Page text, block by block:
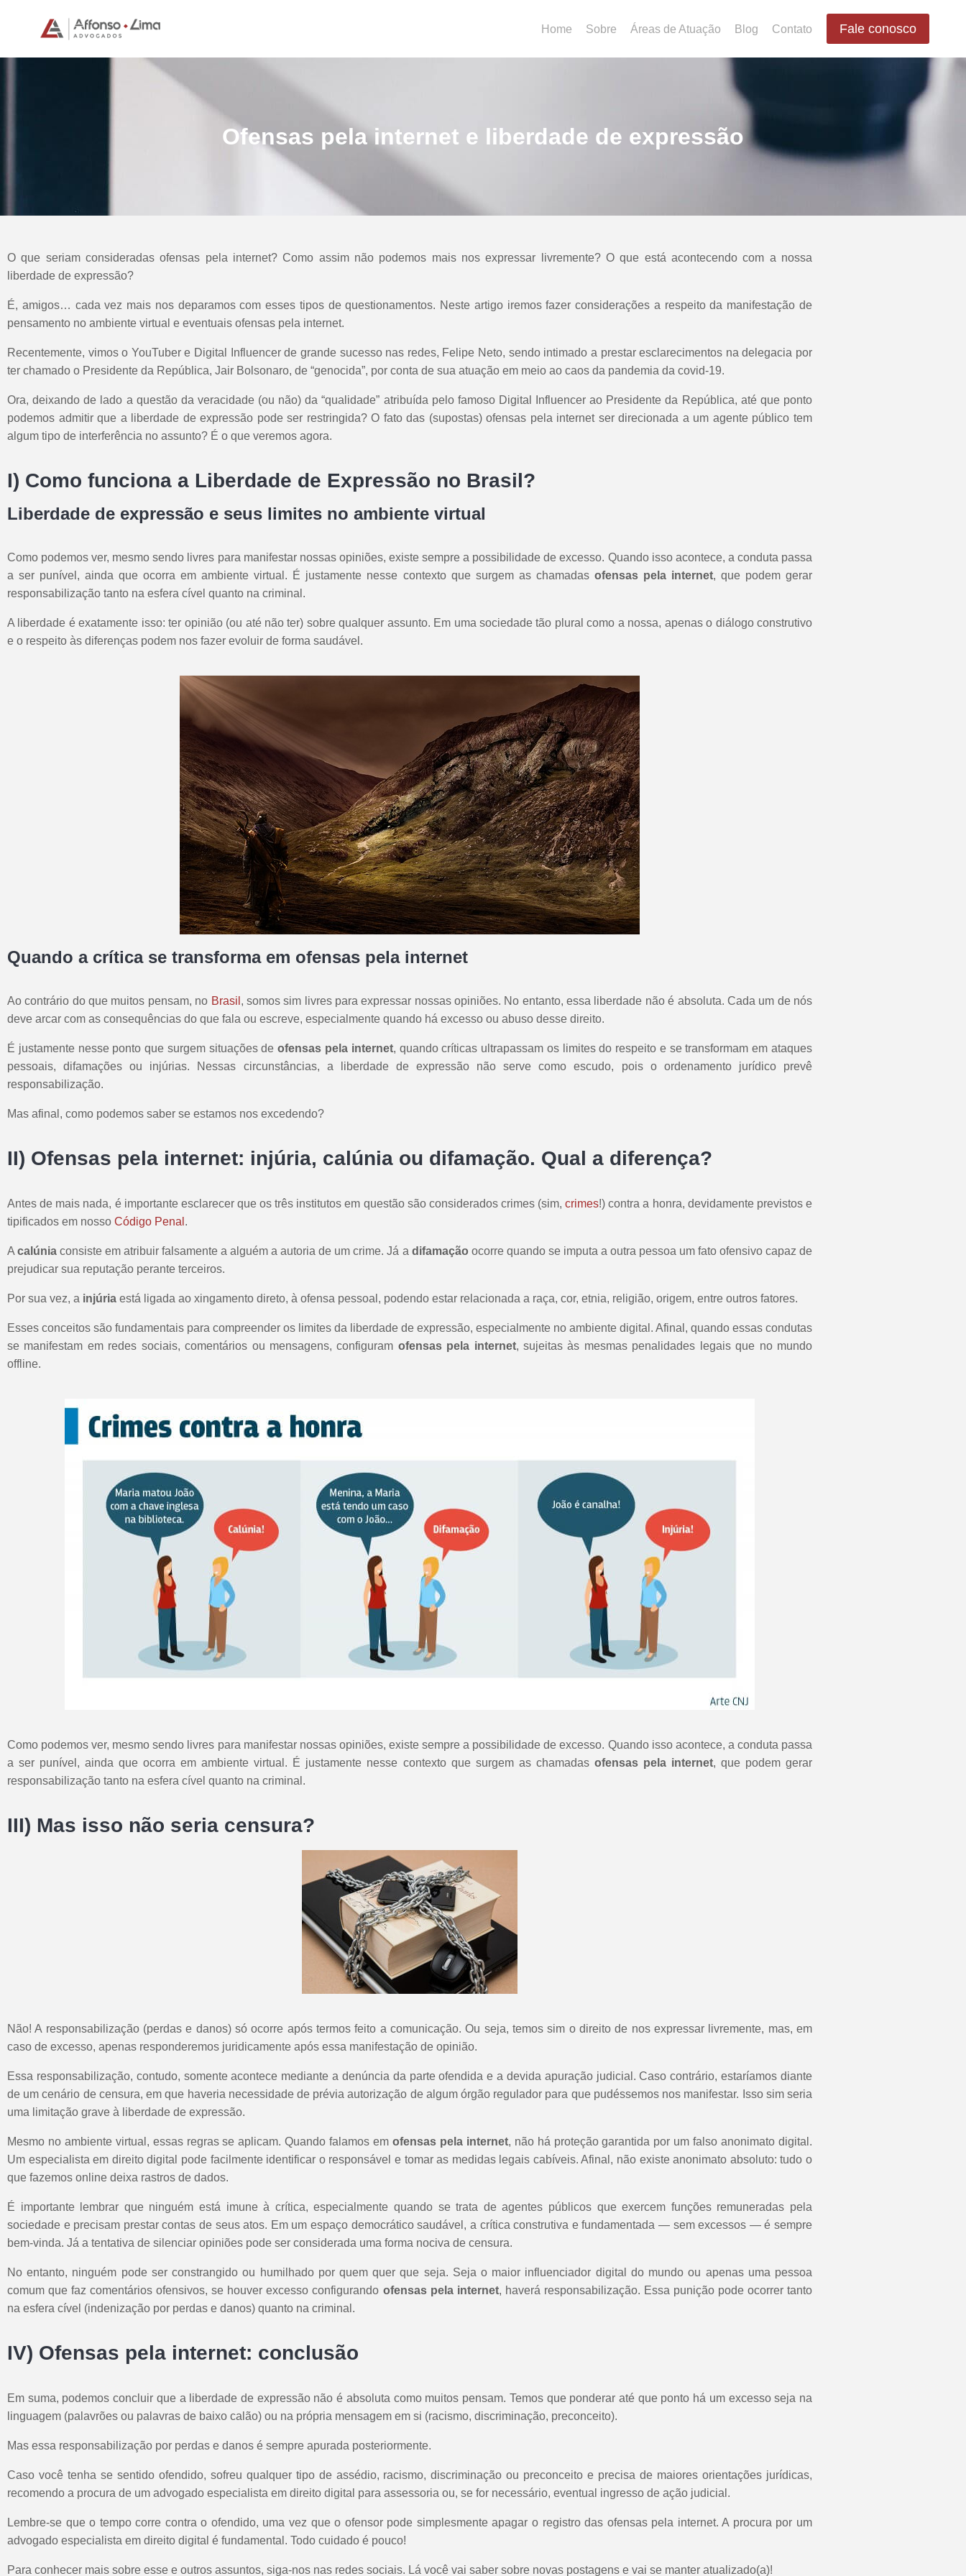
Home Sobre Áreas de Atuação Blog Contato Fale conosco
Ofensas pela internet e liberdade de expressão
O que seriam consideradas ofensas pela internet? Como assim não podemos mais nos expressar livremente? O que está acontecendo com a nossa
liberdade de expressão?
É, amigos… cada vez mais nos deparamos com esses tipos de questionamentos. Neste artigo iremos fazer considerações a respeito da manifestação de
pensamento no ambiente virtual e eventuais ofensas pela internet.
Recentemente, vimos o YouTuber e Digital Influencer de grande sucesso nas redes, Felipe Neto, sendo intimado a prestar esclarecimentos na delegacia por
ter chamado o Presidente da República, Jair Bolsonaro, de “genocida”, por conta de sua atuação em meio ao caos da pandemia da covid-19.
Ora, deixando de lado a questão da veracidade (ou não) da “qualidade” atribuída pelo famoso Digital Influencer ao Presidente da República, até que ponto
podemos admitir que a liberdade de expressão pode ser restringida? O fato das (supostas) ofensas pela internet ser direcionada a um agente público tem
algum tipo de interferência no assunto? É o que veremos agora.
I) Como funciona a Liberdade de Expressão no Brasil?
Liberdade de expressão e seus limites no ambiente virtual
Como podemos ver, mesmo sendo livres para manifestar nossas opiniões, existe sempre a possibilidade de excesso. Quando isso acontece, a conduta passa
a ser punível, ainda que ocorra em ambiente virtual. É justamente nesse contexto que surgem as chamadas ofensas pela internet, que podem gerar
responsabilização tanto na esfera cível quanto na criminal.
A liberdade é exatamente isso: ter opinião (ou até não ter) sobre qualquer assunto. Em uma sociedade tão plural como a nossa, apenas o diálogo construtivo
e o respeito às diferenças podem nos fazer evoluir de forma saudável.
Quando a crítica se transforma em ofensas pela internet
Ao contrário do que muitos pensam, no Brasil , somos sim livres para expressar nossas opiniões. No entanto, essa liberdade não é absoluta. Cada um de nós
deve arcar com as consequências do que fala ou escreve, especialmente quando há excesso ou abuso desse direito.
É justamente nesse ponto que surgem situações deofensas pela internet, quando críticas ultrapassam os limites do respeito e se transformam em ataques
pessoais, difamações ou injúrias. Nessas circunstâncias, a liberdade de expressão não serve como escudo, pois o ordenamento jurídico prevê
responsabilização.
Mas afinal, como podemos saber se estamos nos excedendo?
II) Ofensas pela internet: injúria, calúnia ou difamação. Qual a diferença?
Antes de mais nada, é importante esclarecer que os três institutos em questão são considerados crimes (sim,crimes!) contra a honra, devidamente previstos e
tipificados em nosso Código Penal .
Acalúnia consiste em atribuir falsamente a alguém a autoria de um crime. Já a difamação ocorre quando se imputa a outra pessoa um fato ofensivo capaz de
prejudicar sua reputação perante terceiros.
Por sua vez, a injúria está ligada ao xingamento direto, à ofensa pessoal, podendo estar relacionada a raça, cor, etnia, religião, origem, entre outros fatores.
Esses conceitos são fundamentais para compreender os limites da liberdade de expressão, especialmente no ambiente digital. Afinal, quando essas condutas
se manifestam em redes sociais, comentários ou mensagens, configuram ofensas pela internet, sujeitas às mesmas penalidades legais que no mundo
offline.
Como podemos ver, mesmo sendo livres para manifestar nossas opiniões, existe sempre a possibilidade de excesso. Quando isso acontece, a conduta passa
a ser punível, ainda que ocorra em ambiente virtual. É justamente nesse contexto que surgem as chamadas ofensas pela internet, que podem gerar
responsabilização tanto na esfera cível quanto na criminal.
III) Mas isso não seria censura?
Não! A responsabilização (perdas e danos) só ocorre após termos feito a comunicação. Ou seja, temos sim o direito de nos expressar livremente, mas, em
caso de excesso, apenas responderemos juridicamente após essa manifestação de opinião.
Essa responsabilização, contudo, somente acontece mediante a denúncia da parte ofendida e a devida apuração judicial. Caso contrário, estaríamos diante
de um cenário de censura, em que haveria necessidade de prévia autorização de algum órgão regulador para que pudéssemos nos manifestar. Isso sim seria
uma limitação grave à liberdade de expressão.
Mesmo no ambiente virtual, essas regras se aplicam. Quando falamos em ofensas pela internet, não há proteção garantida por um falso anonimato digital.
Um especialista em direito digital pode facilmente identificar o responsável e tomar as medidas legais cabíveis. Afinal, não existe anonimato absoluto: tudo o
que fazemos online deixa rastros de dados.
É importante lembrar que ninguém está imune à crítica, especialmente quando se trata de agentes públicos que exercem funções remuneradas pela
sociedade e precisam prestar contas de seus atos. Em um espaço democrático saudável, a crítica construtiva e fundamentada — sem excessos — é sempre
bem-vinda. Já a tentativa de silenciar opiniões pode ser considerada uma forma nociva de censura.
No entanto, ninguém pode ser constrangido ou humilhado por quem quer que seja. Seja o maior influenciador digital do mundo ou apenas uma pessoa
comum que faz comentários ofensivos, se houver excesso configurando ofensas pela internet, haverá responsabilização. Essa punição pode ocorrer tanto
na esfera cível (indenização por perdas e danos) quanto na criminal.
IV) Ofensas pela internet: conclusão
Em suma, podemos concluir que a liberdade de expressão não é absoluta como muitos pensam. Temos que ponderar até que ponto há um excesso seja na
linguagem (palavrões ou palavras de baixo calão) ou na própria mensagem em si (racismo, discriminação, preconceito).
Mas essa responsabilização por perdas e danos é sempre apurada posteriormente.
Caso você tenha se sentido ofendido, sofreu qualquer tipo de assédio, racismo, discriminação ou preconceito e precisa de maiores orientações jurídicas,
recomendo a procura de um advogado especialista em direito digital para assessoria ou, se for necessário, eventual ingresso de ação judicial.
Lembre-se que o tempo corre contra o ofendido, uma vez que o ofensor pode simplesmente apagar o registro das ofensas pela internet. A procura por um
advogado especialista em direito digital é fundamental. Todo cuidado é pouco!
Para conhecer mais sobre esse e outros assuntos, siga-nos nas redes sociais. Lá você vai saber sobre novas postagens e vai se manter atualizado(a)!